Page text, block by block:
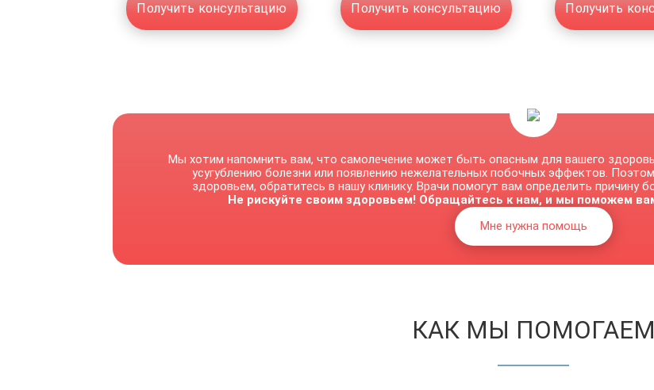
Получить консультацию Получить консультацию Получить
Мы хотим напомнить вам, что самолечение может быть опасным для вашего
усугублению болезни или появлению нежелательных побочных эффектов.
здоровьем, обратитесь в нашу клинику. Врачи помогут вам определить причину
Не рискуйте своим здоровьем! Обращайтесь к нам, и мы поможем
Мне нужна помощь
КАК МЫ ПОМОГАЕМ